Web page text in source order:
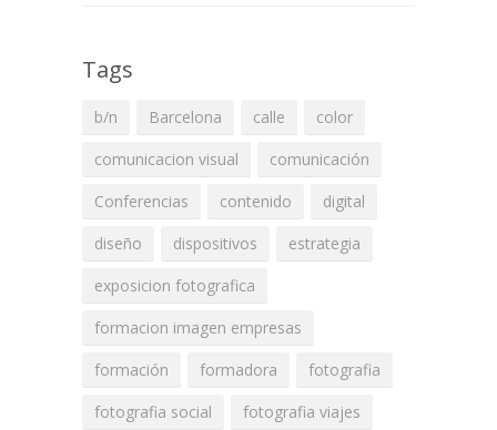
Tags
b/n Barcelona calle
color
comunicacion visual
comunicación
Conferencias
contenido
digital
diseño
dispositivos
estrategia
exposicion fotografica
formacion imagen empresas
formación
formadora
fotografia
fotografia social
fotografia viajes